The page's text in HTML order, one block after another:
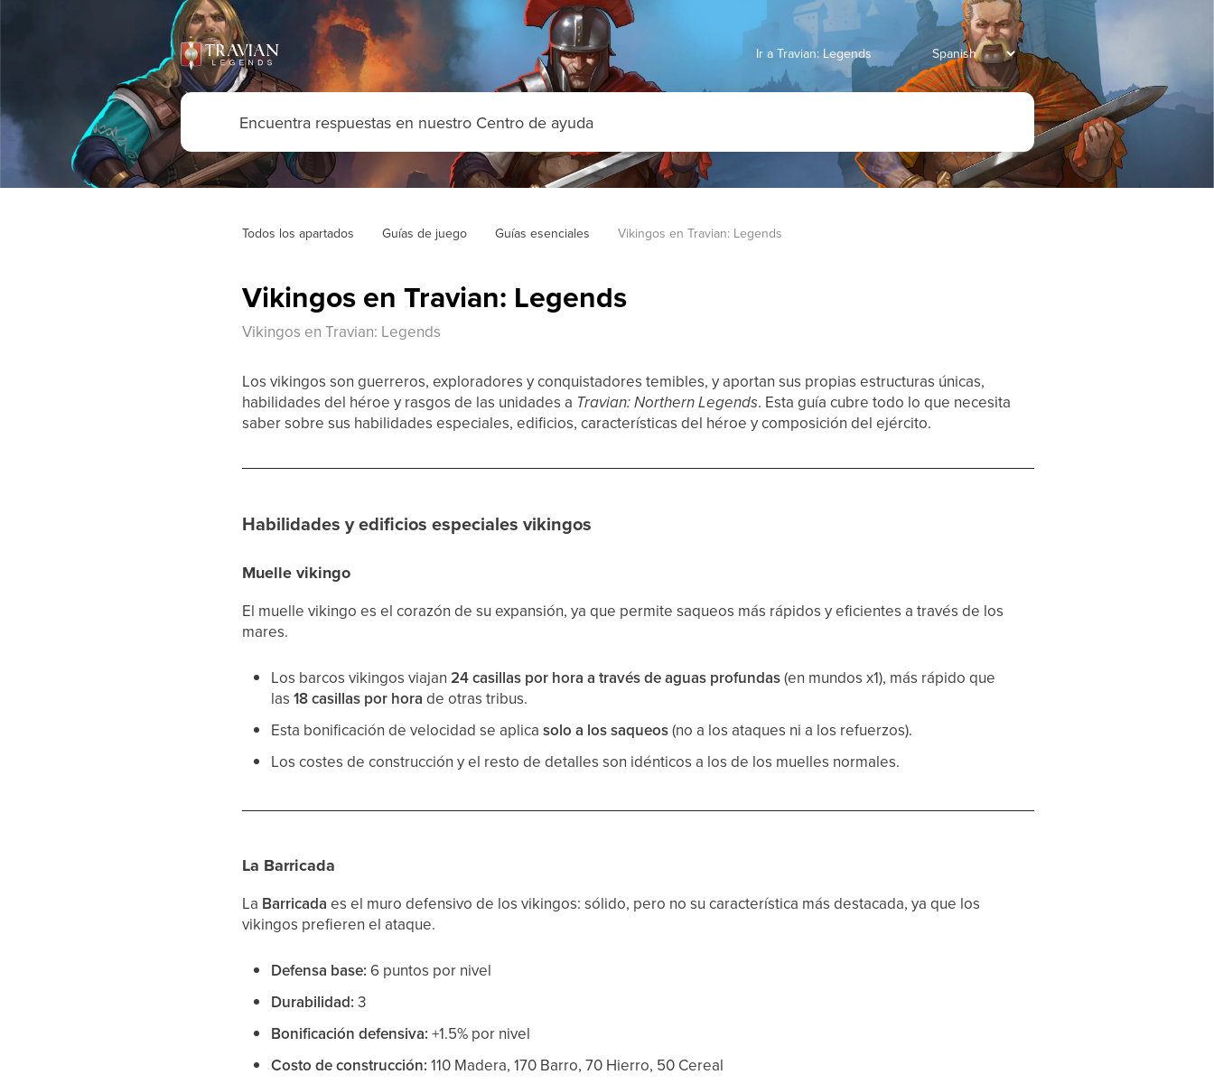
Ir a Travian: Legends
Todos los apartados Guías de juego Guías esenciales Vikingos en Travian: Legends
Vikingos en Travian: Legends
Vikingos en Travian: Legends
Los vikingos son guerreros, exploradores y conquistadores temibles, y aportan sus propias estructuras únicas,
habilidades del héroe y rasgos de las unidades a Travian: Northern Legends. Esta guía cubre todo lo que necesita
saber sobre sus habilidades especiales, edificios, características del héroe y composición del ejército.
Habilidades y edificios especiales vikingos
Muelle vikingo
El muelle vikingo es el corazón de su expansión, ya que permite saqueos más rápidos y eficientes a través de los
mares.
Los barcos vikingos viajan24 casillas por hora a través de aguas profundas(en mundos x1), más rápido que
las18 casillas por hora de otras tribus.
Esta bonificación de velocidad se aplicasolo a los saqueos(no a los ataques ni a los refuerzos).
Los costes de construcción y el resto de detalles son idénticos a los de los muelles normales.
La Barricada
La Barricada es el muro defensivo de los vikingos: sólido, pero no su característica más destacada, ya que los
vikingos prefieren el ataque.
Defensa base: 6 puntos por nivel
Durabilidad: 3
Bonificación defensiva: +1.5% por nivel
Costo de construcción: 110 Madera, 170 Barro, 70 Hierro, 50 Cereal